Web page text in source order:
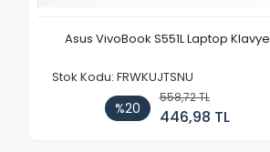
Asus VivoBook S551L Laptop Klavye
Stok Kodu: FRWKUJTSNU
%20
558,72 TL
446,98 TL